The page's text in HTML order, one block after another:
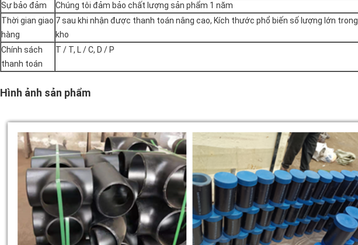
Sự bảo đảm
Chúng tôi đảm bảo chất lượng sản phẩm 1 năm
Thời gian giao
hàng
7 sau khi nhận được thanh toán nâng cao, Kích thước phổ biến số lượng lớn trong
kho
Chính sách
thanh toán
T / T, L / C, D / P
Hình ảnh sản phẩm